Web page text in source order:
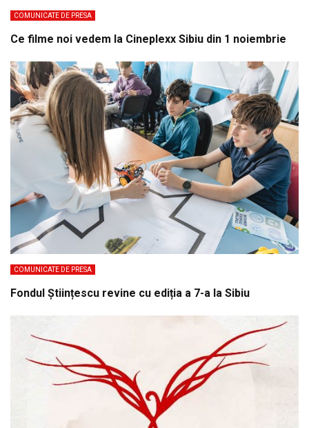
COMUNICATE DE PRESA
Ce filme noi vedem la Cineplexx Sibiu din 1 noiembrie
COMUNICATE DE PRESA
Fondul Științescu revine cu ediția a 7-a la Sibiu